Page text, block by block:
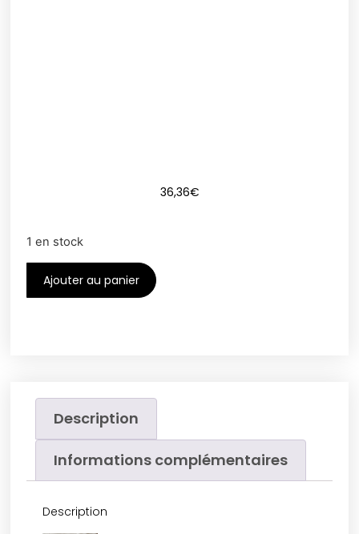
36,36€
1 en stock
Ajouter au panier
Description
Informations complémentaires
Description